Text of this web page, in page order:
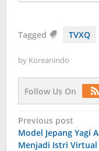
Tagged TVXQ
by Koreanindo
Follow Us On
Post
navigation
Previous post
Model Jepang Yagi
Menjadi Istri Virtual